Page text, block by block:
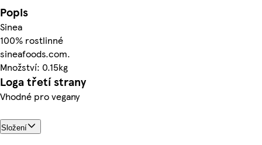
Popis
Sinea
100% rostlinné
sineafoods.com.
Množství: 0.15kg
Loga třetí strany
Vhodné pro vegany
Složení